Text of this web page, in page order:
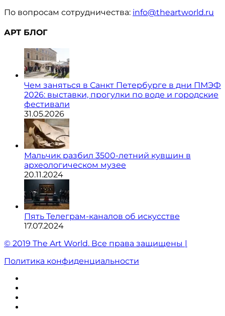
По вопросам сотрудничества: info@theartworld.ru
АРТ БЛОГ
Чем заняться в Санкт Петербурге в дни ПМЭФ
2026: выставки, прогулки по воде и городские
фестивали
31.05.2026
Мальчик разбил 3500-летний кувшин в
археологическом музее
20.11.2024
Пять Телеграм-каналов об искусстве
17.07.2024
© 2019 The Art World. Все права защищены |
Политика конфиденциальности